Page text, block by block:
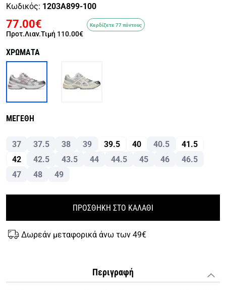
Κωδικός: 1203A899-100
77.00€
Προτ.Λιαν.Τιμή 110.00€
Κερδίζετε 77 πόντους
ΧΡΩΜΑΤΑ
ΜΕΓΕΘΗ
37 37.5 38 39 39.5 40 40.5
41.5
42
42.5 43.5 44 44.5 45 46
46.5
47
48 49
ΠΡΟΣΘΗΚΗ ΣΤΟ ΚΑΛΑΘΙ
Δωρεάν μεταφορικά άνω των 49€
Περιγραφή